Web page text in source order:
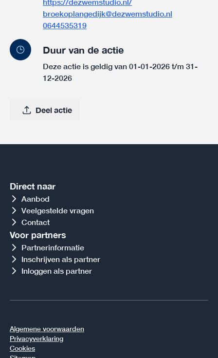
broekoplangedijk@dezwemstudio.nl
0644535319
Duur van de actie
Deze actie is geldig van 01-01-2026 t/m 31-
12-2026
Deel actie
Direct naar
Aanbod
Veelgestelde vragen
Contact
Voor partners
Partnerinformatie
Inschrijven als partner
Inloggen als partner
Algemene voorwaarden
Privacyverklaring
Cookies